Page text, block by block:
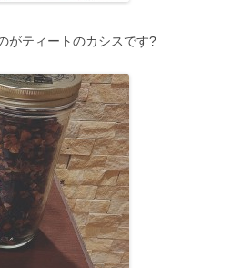
がティートのカシスです?